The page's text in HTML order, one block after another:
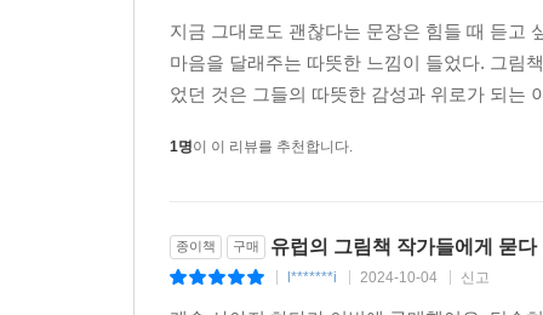
지금 그대로도 괜찮다는 문장은 힘들 때 듣고
마음을 달래주는 따뜻한 느낌이 들었다. 그림
었던 것은 그들의 따뜻한 감성과 위로가 되는
1명이 이 리뷰를 추천합니다.
종이책 구매 유럽의 그림책 작가들에게 묻다
l*******i 2024-10-04 신고